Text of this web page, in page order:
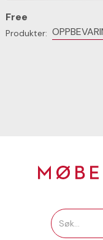
Free
Produkter: